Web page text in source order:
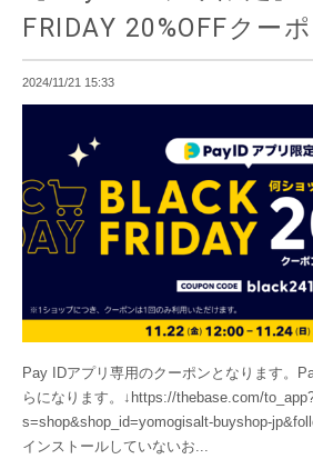
FRIDAY 20%OFFクー
2024/11/21 15:33
Pay IDアプリ専用のクーポンとなります。
らになります。↓https://thebase.com/
s=shop&shop_id=yomogisalt-buyshop-
インストールしていないお...